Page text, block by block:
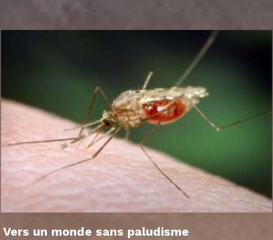
Vers un monde sans paludisme